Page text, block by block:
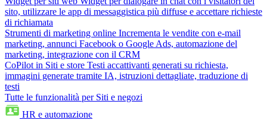
sito, utilizzare le app di messaggistica più diffuse e accettare richieste
di richiamata
Strumenti di marketing online Incrementa le vendite con e-mail
marketing, annunci Facebook o Google Ads, automazione del
marketing, integrazione con il CRM
CoPilot in Siti e store Testi accattivanti generati su richiesta,
immagini generate tramite IA, istruzioni dettagliate, traduzione di
testi
Tutte le funzionalità per Siti e negozi
HR e automazione